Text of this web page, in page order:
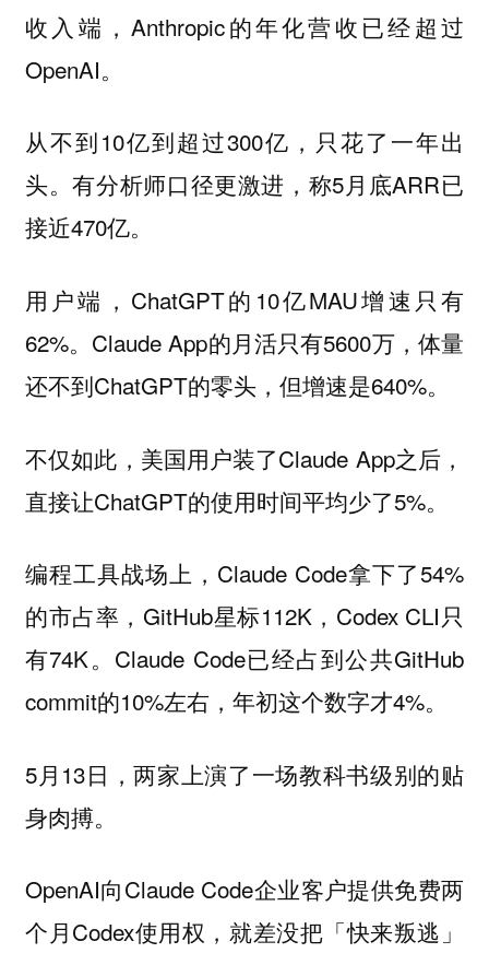
收入端 ，Anthropic的年化营收已经超过
OpenAI。
从不到10亿到超过300亿，只花了一年出
头。有分析师口径更激进，称5月底ARR已
接近470亿。
用户端 ，ChatGPT的10亿MAU增速只有
62%。Claude App的月活只有5600万，体量
还不到ChatGPT的零头，但增速是640%。
不仅如此，美国用户装了Claude App之后，
直接让ChatGPT的使用时间平均少了5%。
编程工具战场上，Claude Code拿下了54%
的市占率，GitHub星标112K，Codex CLI只
有74K。Claude Code已经占到公共GitHub
commit的10%左右，年初这个数字才4%。
5月13日，两家上演了一场教科书级别的贴
身肉搏。
OpenAI向Claude Code企业客户提供免费两
个月Codex使用权，就差没把「快来叛逃」